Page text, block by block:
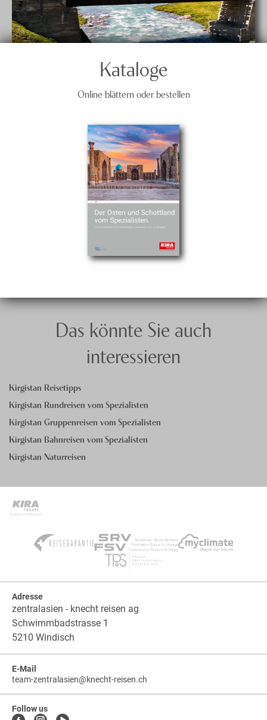
Kataloge
Online blättern oder bestellen
Das könnte Sie auch
interessieren
Kirgistan Reisetipps
Kirgistan Rundreisen vom Spezialisten
Kirgistan Gruppenreisen vom Spezialisten
Kirgistan Bahnreisen vom Spezialisten
Kirgistan Naturreisen
Adresse
zentralasien - knecht reisen ag
Schwimmbadstrasse 1
5210 Windisch
E-Mail
team-zentralasien@knecht-reisen.ch
Follow us